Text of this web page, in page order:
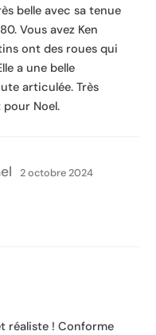
belle avec sa tenue
Vous avez Ken
ont des roues qui
a une belle
articulée. Très
pour Noel.
2 octobre 2024
réaliste ! Conforme